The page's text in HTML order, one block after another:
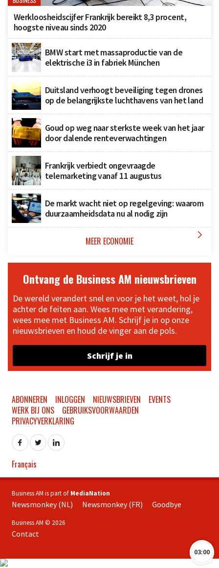
Werkloosheidscijfer Frankrijk bereikt 8,3 procent,
hoogste niveau sinds 2020
BMW start met massaproductie van de
elektrische i3 in fabriek München
Duitsland verhoogt beveiliging tegen drones
op de belangrijkste luchthavens van het land
Goud op weg naar sterkste week van het jaar
door dalende renteverwachtingen
Frankrijk verbiedt ongevraagde
telemarketing vanaf 11 augustus
De markt wacht niet op regelgeving: waarom
duurzaamheidsdata nu al nodig zijn
MEER ECONOMIE 
Ontvang de Business AM nieuwsbrieven
De wereld verandert snel en voor je het weet, hol je
achter de feiten aan. Wees mee met verandering,
wees mee met Business AM. Schrijf je in op onze
nieuwsbrieven en houd de vinger aan de pols.
Schrijf je in
03:00
ABONNEREN INLOGGEN NIEUWSBRIEVEN
EVENTS
WERK BIJ ONS
GEBRUIKSVOORWAARDEN
PRIVACYVERKLARING
Français
Business AM is part of MediaNation
Newsmonkey (NL) Newsmonkey (FR) Goodbye
Business AM © 2026
Contact